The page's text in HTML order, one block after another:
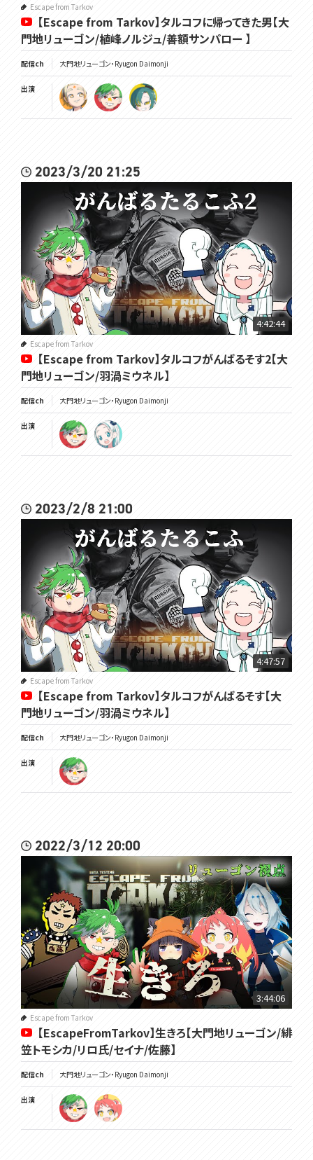
Escape from Tarkov
【Escape from Tarkov】タルコフに帰ってきた男【大
門地リューゴン/植峰ノルジュ/善額サンパロー 】
配信ch 大門地リューゴン・Ryugon Daimonji
出演
2023/3/20 21:25
4:42:44
Escape from Tarkov
【Escape from Tarkov】タルコフがんばるそす2【大
門地リューゴン/羽渦ミウネル】
配信ch 大門地リューゴン・Ryugon Daimonji
出演
2023/2/8 21:00
4:47:57
Escape from Tarkov
【Escape from Tarkov】タルコフがんばるそす【大
門地リューゴン/羽渦ミウネル】
配信ch 大門地リューゴン・Ryugon Daimonji
出演
2022/3/12 20:00
3:44:06
Escape from Tarkov
【EscapeFromTarkov】生きろ【大門地リューゴン/緋
笠トモシカ/リロ氏/セイナ/佐藤】
配信ch 大門地リューゴン・Ryugon Daimonji
出演